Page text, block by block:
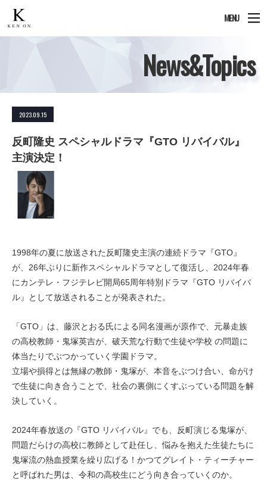
MENU
News&Topics
2023.09.15
反町隆史 スペシャルドラマ『GTO リバイバル』
主演決定！
1998年の夏に放送された反町隆史主演の連続ドラマ『GTO』
が、26年ぶりに新作スペシャルドラマとして復活し、2024年春
にカンテレ・フジテレビ開局65周年特別ドラマ『GTO リバイバ
ル』として放送されることが発表された。
「GTO」は、藤沢とおる氏による同名漫画が原作で、元暴走族
の高校教師・鬼塚英吉が、破天荒な行動で生徒や学校 の問題に
体当たりでぶつかっていく学園ドラマ。
立場や損得とは無縁の教師・鬼塚が、本音をぶつけ合い、命がけ
で生徒に向き合うことで、社会の裏側にくすぶっている問題を解
決していく。
2024年春放送の『GTO リバイバル』でも、反町演じる鬼塚が、
問題だらけの高校に教師として赴任し、悩みを抱えた生徒たちに
鬼塚流の熱血授業を繰り広げる！かつてグレイト・ティーチャー
と呼ばれた男は、令和の高校生にどう向き合っていくのか。